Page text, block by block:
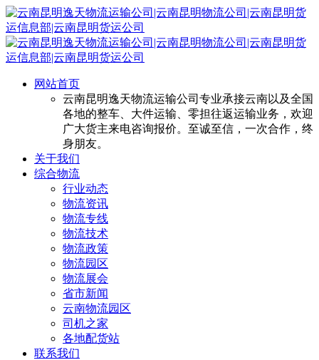
网站首页
云南昆明逸天物流运输公司专业承接云南以及全国
各地的整车、大件运输、零担往返运输业务，欢迎
广大货主来电咨询报价。至诚至信，一次合作，终
身朋友。
关于我们
综合物流
行业动态
物流资讯
物流专线
物流技术
物流政策
物流园区
物流展会
省市新闻
云南物流园区
司机之家
各地配货站
联系我们